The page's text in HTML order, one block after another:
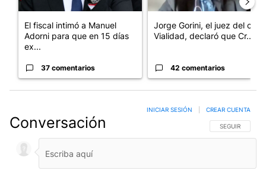
El fiscal intimó a Manuel
Adorni para que en 15 días
ex...
37 comentarios
Jorge Gorini, el juez del caso
Vialidad, declaró que Cr...
42 comentarios
Conversación SIGA ESTA
SEGUIR
INICIAR SESIÓN CREAR CUENTA